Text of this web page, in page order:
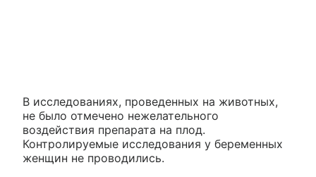
В исследованиях, проведенных на животных,
не было отмечено нежелательного
воздействия препарата на плод.
Контролируемые исследования у беременных
женщин не проводились.